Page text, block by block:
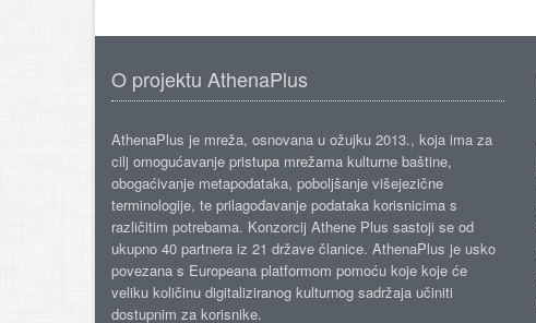
O projektu AthenaPlus
AthenaPlus je mreža, osnovana u ožujku 2013., koja ima za
cilj omogućavanje pristupa mrežama kulturne baštine,
obogaćivanje metapodataka, poboljšanje višejezične
terminologije, te prilagođavanje podataka korisnicima s
različitim potrebama. Konzorcij Athene Plus sastoji se od
ukupno 40 partnera iz 21 države članice. AthenaPlus je usko
povezana s Europeana platformom pomoću koje koje će
veliku količinu digitaliziranog kulturnog sadržaja učiniti
dostupnim za korisnike.